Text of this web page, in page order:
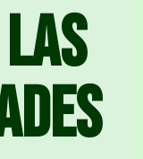
las